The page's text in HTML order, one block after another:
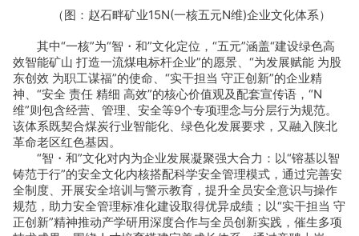
（图：赵石畔矿业15N(一核五元N维)企业文化体系）
其中“一核”为“智・和”文化定位，“五元”涵盖“建设绿色高
效智能矿山 打造一流煤电标杆企业”的愿景、“为发展赋能 为股
东创效 为职工谋福”的使命、“实干担当 守正创新”的企业精
神、“安全 责任 精细 高效”的核心价值观及配套宣传语，“N
维”则包含经营、管理、安全等9个专项理念与分层行为规范。
该体系既契合煤炭行业智能化、绿色化发展要求，又融入陕北
革命老区红色基因。
“智・和”文化对内为企业发展凝聚强大合力：以“镕基以智
铸范于行”的安全文化内核搭配科学安全管理模式，通过完善安
全制度、开展安全培训与警示教育，提升全员安全意识与操作
规范，助力安全管理标准化建设取得优异成绩；以“实干担当 守
正创新”精神推动产学研用深度合作与全员创新实践，催生多项